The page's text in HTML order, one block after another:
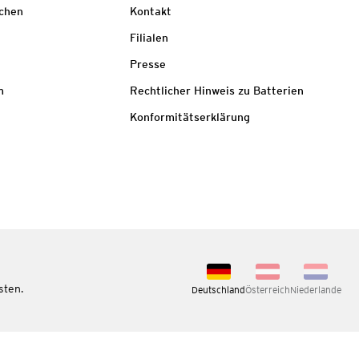
Kontakt
Filialen
Presse
Rechtlicher Hinweis zu Batterien
Konformitätserklärung
DeutschlandÖsterreichNiederlande